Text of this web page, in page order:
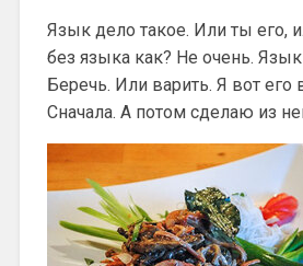
Язык дело такое. Или ты его,
без языка как? Не очень. Язык
Беречь. Или варить. Я вот его
Сначала. А потом сделаю из